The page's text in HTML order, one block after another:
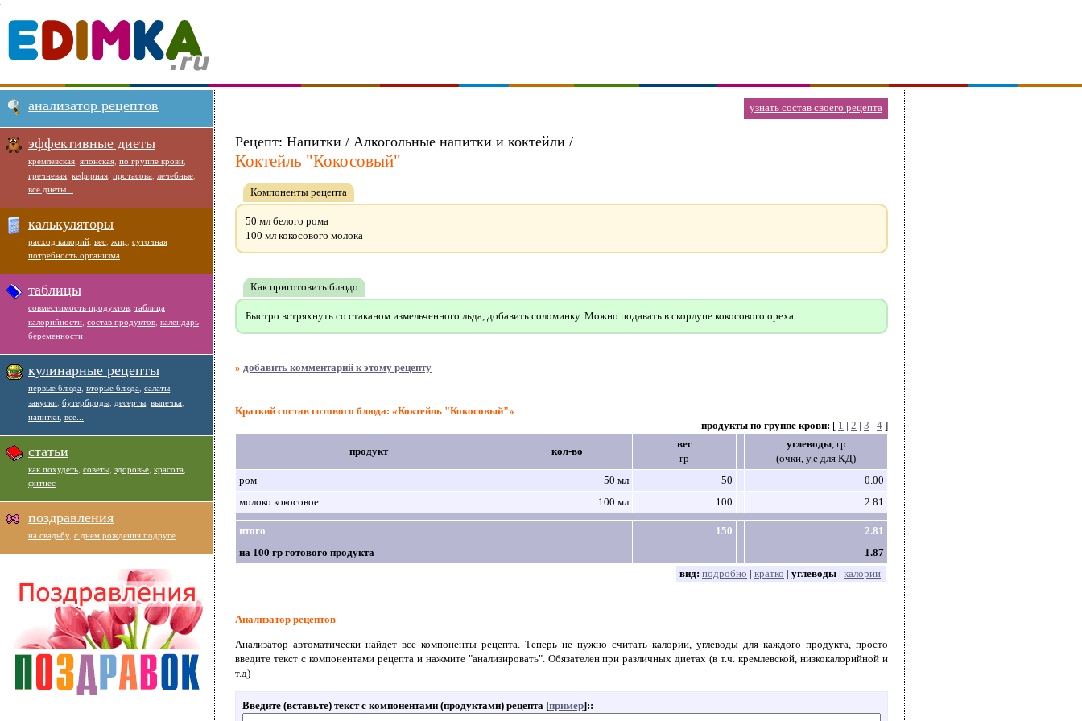
узнать состав своего рецепта
Рецепт: Напитки / Алкогольные напитки и коктейли /
Коктейль "Кокосовый"
Компоненты рецепта
50 мл белого рома
100 мл кокосового молока
Как приготовить блюдо
Быстро встряхнуть со стаканом измельченного льда, добавить соломинку. Можно подавать в скорлупе кокосового ореха.
» добавить комментарий к этому рецепту
Краткий состав готового блюда: «Коктейль "Кокосовый"»
продукты по группе крови: [ 1 | 2 | 3 | 4 ]
продукт кол-во
вес
гр
углеводы, гр
(очки, у.е для КД)
ром
50 мл 50
0.00
молоко кокосовое
100 мл 100 2.81
итого 150
2.81
на 100 гр готового продукта
1.87
вид: подробно | кратко | углеводы | калории
Анализатор рецептов
Анализатор автоматически найдет все компоненты рецепта. Теперь не нужно считать калории, углеводы для каждого продукта, просто
введите текст с компонентами рецепта и нажмите "анализировать". Обязателен при различных диетах (в т.ч. кремлевской, низкокалорийной и
т.д)
Введите (вставьте) текст с компонентами (продуктами) рецепта [пример]::
анализатор рецептов
эффективные диеты
кремлевская японская по группе крови
гречневая кефирная протасова лечебные
все диеты...
калькуляторы
расход калорий вес жир суточная
потребность организма
таблицы
совместимость продуктов таблица
калорийности состав продуктов календарь
беременности
кулинарные рецепты
первые блюда вторые блюда салаты
закуски бутерброды десерты выпечка
напитки все...
статьи
как похудеть советы здоровье красота
фитнес
поздравления
на свадьбу, с днем рождения подруге